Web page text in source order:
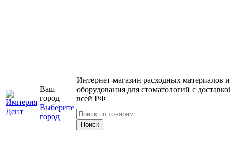
Ваш
город
Выберите
город
Интернет-магазин расходных материалов и
оборудования для стоматологий с
всей РФ